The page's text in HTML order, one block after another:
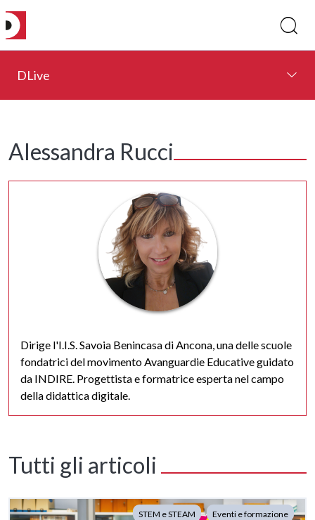
DLive
Alessandra Rucci
Dirige l'I.I.S. Savoia Benincasa di Ancona, una delle scuole
fondatrici del movimento Avanguardie Educative guidato
da INDIRE. Progettista e formatrice esperta nel campo
della didattica digitale.
Tutti gli articoli
STEM e STEAM Eventi e formazione